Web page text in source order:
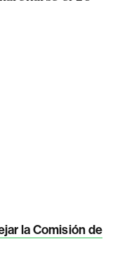
la Comisión de